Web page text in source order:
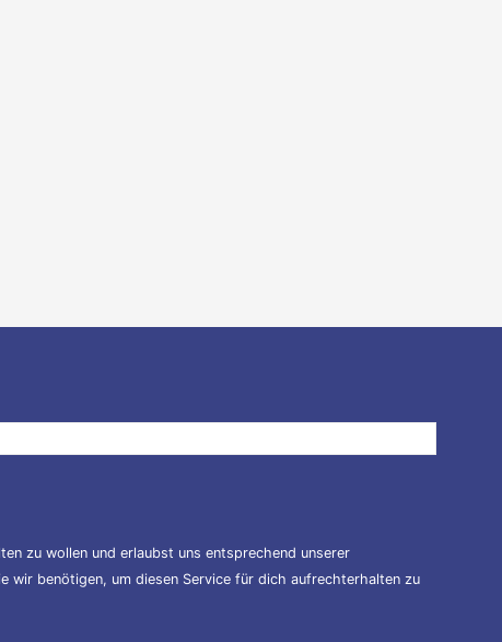
zu wollen und erlaubst uns entsprechend unserer
wir benötigen, um diesen Service für dich aufrechterhalten zu